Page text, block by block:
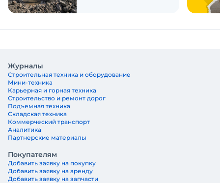
Журналы
Строительная техника и оборудование
Мини-техника
Карьерная и горная техника
Строительство и ремонт дорог
Подъемная техника
Складская техника
Коммерческий транспорт
Аналитика
Партнерские материалы
Покупателям
Добавить заявку на покупку
Добавить заявку на аренду
Добавить заявку на запчасти